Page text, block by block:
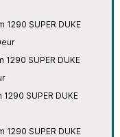
SUPER DUKE
SUPER DUKE
SUPER DUKE
SUPER DUKE